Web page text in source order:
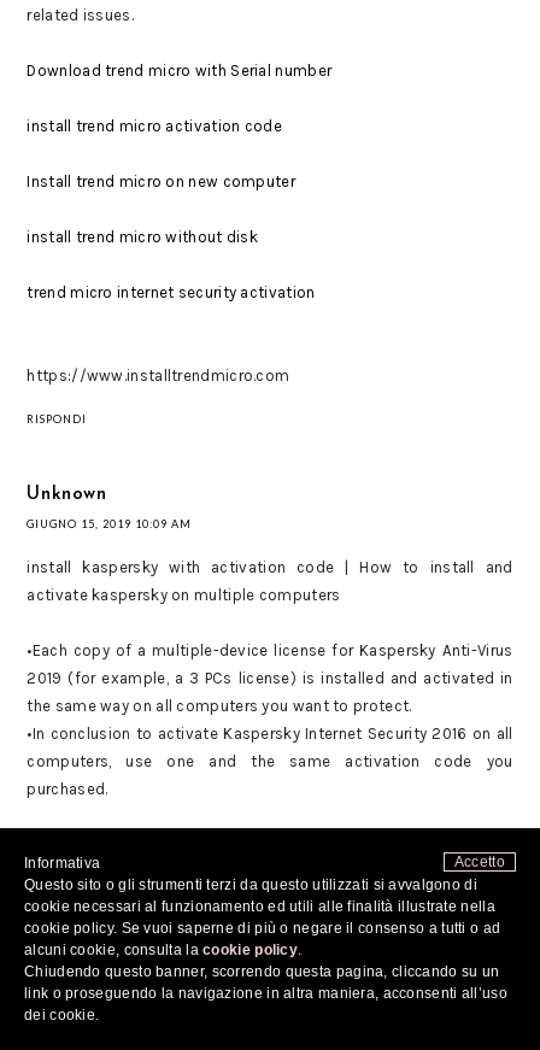
related issues.
Download trend micro with Serial number
install trend micro activation code
Install trend micro on new computer
install trend micro without disk
trend micro internet security activation
https://www.installtrendmicro.com
RISPONDI
Unknown
GIUGNO 15, 2019 10:09 AM
install kaspersky with activation code | How to install and
activate kaspersky on multiple computers
•Each copy of a multiple-device license for Kaspersky Anti-Virus
2019 (for example, a 3 PCs license) is installed and activated in
the same way on all computers you want to protect.
•In conclusion to activate Kaspersky Internet Security 2016 on all
computers, use one and the same activation code you
purchased.
Install Kaspersky with activation code
activate kaspersky internet security
kaspersky geek squad download install
Accetto
Informativa
Questo sito o gli strumenti terzi da questo utilizzati si avvalgono di
cookie necessari al funzionamento ed utili alle finalità illustrate nella
cookie policy. Se vuoi saperne di più o negare il consenso a tutti o ad
alcuni cookie, consulta lacookie policy.
Chiudendo questo banner, scorrendo questa pagina, cliccando su un
link o proseguendo la navigazione in altra maniera, acconsenti all’uso
dei cookie.